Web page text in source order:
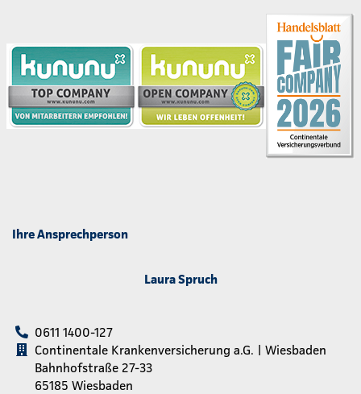
Ihre Ansprechperson
Laura Spruch
0611 1400-127
Continentale Krankenversicherung a.G. | Wiesbaden
Bahnhofstraße 27-33
65185 Wiesbaden